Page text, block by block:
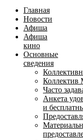
Главная
Новости
Афиша
Афиша
кино
Основные
сведения
Часто
Анкета
и